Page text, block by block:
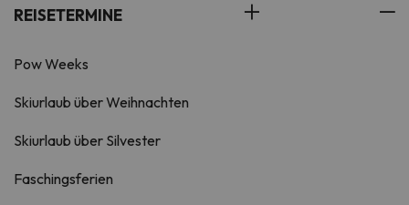
REISETERMINE
Pow Weeks
Skiurlaub über Weihnachten
Skiurlaub über Silvester
Faschingsferien